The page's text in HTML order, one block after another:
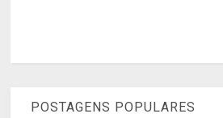
POSTAGENS POPULARES